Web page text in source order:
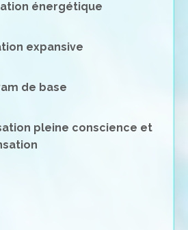
énergétique
expansive
de base
pleine conscience et